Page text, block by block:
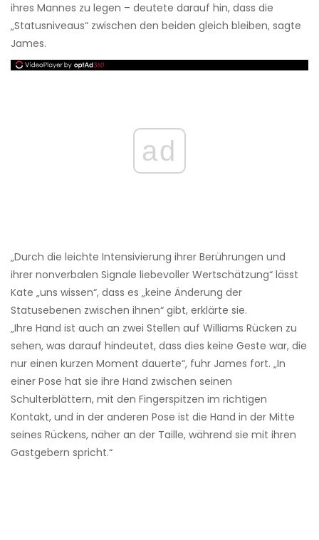
ihres Mannes zu legen – deutete darauf hin, dass die
„Statusniveaus“ zwischen den beiden gleich bleiben, sagte
James.
ad
„Durch die leichte Intensivierung ihrer Berührungen und
ihrer nonverbalen Signale liebevoller Wertschätzung“ lässt
Kate „uns wissen“, dass es „keine Änderung der
Statusebenen zwischen ihnen“ gibt, erklärte sie.
„Ihre Hand ist auch an zwei Stellen auf Williams Rücken zu
sehen, was darauf hindeutet, dass dies keine Geste war, die
nur einen kurzen Moment dauerte“, fuhr James fort. „In
einer Pose hat sie ihre Hand zwischen seinen
Schulterblättern, mit den Fingerspitzen im richtigen
Kontakt, und in der anderen Pose ist die Hand in der Mitte
seines Rückens, näher an der Taille, während sie mit ihren
Gastgebern spricht.“